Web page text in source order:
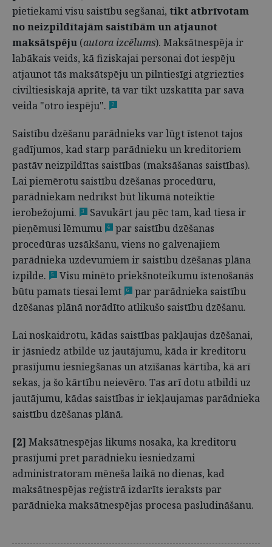
pietiekami visu saistību segšanai, tikt atbrīvotam
no neizpildītajām saistībām un atjaunot
maksātspēju (autora izcēlums). Maksātnespēja ir
labākais veids, kā fiziskajai personai dot iespēju
atjaunot tās maksātspēju un pilntiesīgi atgriezties
civiltiesiskajā apritē, tā var tikt uzskatīta par sava
veida "otro iespēju".
2
Saistību dzēšanu parādnieks var lūgt īstenot tajos
gadījumos, kad starp parādnieku un kreditoriem
pastāv neizpildītas saistības (maksāšanas saistības).
Lai piemērotu saistību dzēšanas procedūru,
parādniekam nedrīkst būt likumā noteiktie
ierobežojumi.
3
Savukārt jau pēc tam, kad tiesa ir
pieņēmusi lēmumu
4
par saistību dzēšanas
procedūras uzsākšanu, viens no galvenajiem
parādnieka uzdevumiem ir saistību dzēšanas plāna
izpilde.
5
Visu minēto priekšnoteikumu īstenošanās
būtu pamats tiesai lemt
6
par parādnieka saistību
dzēšanas plānā norādīto atlikušo saistību dzēšanu.
Lai noskaidrotu, kādas saistības pakļaujas dzēšanai,
ir jāsniedz atbilde uz jautājumu, kāda ir kreditoru
prasījumu iesniegšanas un atzīšanas kārtība, kā arī
sekas, ja šo kārtību neievēro. Tas arī dotu atbildi uz
jautājumu, kādas saistības ir iekļaujamas parādnieka
saistību dzēšanas plānā.
[2] Maksātnespējas likums nosaka, ka kreditoru
prasījumi pret parādnieku iesniedzami
administratoram mēneša laikā no dienas, kad
maksātnespējas reģistrā izdarīts ieraksts par
parādnieka maksātnespējas procesa pasludināšanu.